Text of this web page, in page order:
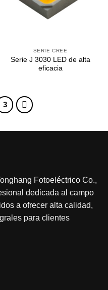
SERIE CREE
Serie J 3030 LED de alta
eficacia
3
Fotoeléctrico Co.,
dedicada al campo
a ofrecer alta calidad,
para clientes